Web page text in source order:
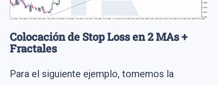
Colocación de Stop Loss en 2 MAs +
Fractales
Para el siguiente ejemplo, tomemos la